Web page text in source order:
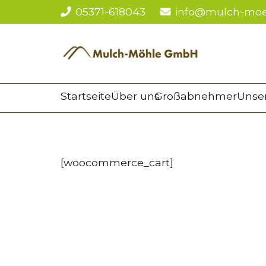
05371-618043 info@mulch-
StartseiteÜber unsGroßabnehmer
[woocommerce_cart]